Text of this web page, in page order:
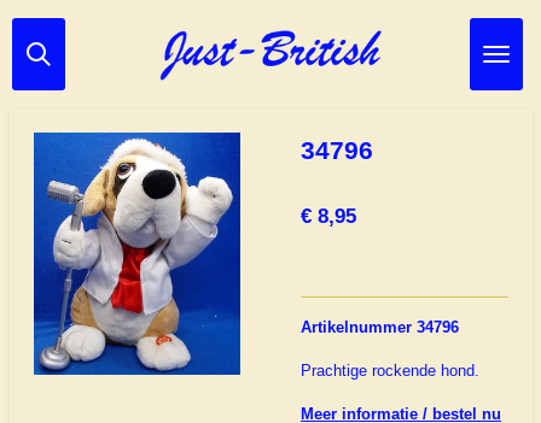
Ga
direct
hoofdinhoud
34796
€ 8,95
Artikelnummer 34796
Prachtige rockende hond.
Meer informatie / bestel nu